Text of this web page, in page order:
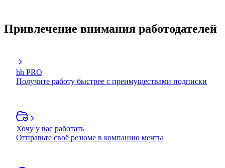
Привлечение внимания работодателей
hh PRO
Получите работу быстрее с преимуществами подписки
Хочу у вас работать
Отправьте своё резюме в компанию мечты